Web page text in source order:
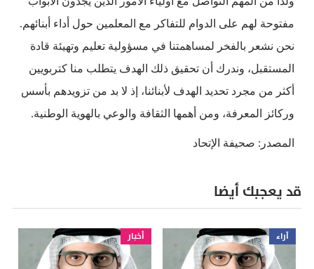
مفتوحة لهم على الدوام للتفاكر مع المعلمين حول أداء أبنائهم.
نحن نشعر بالفخر لمساهمتنا في مسؤولية تعليم وتهيئة قادة
المستقبل، وندرك أن تحقيق ذلك الهدف يتطلب منا كتربويين
أكثر من مجرد تحديد الهدف لأبنائنا، إذ لا بد من تزويدهم بأسس
وركائز المعرفة، ومن أهمها الثقافة والوعي بالهوية الوطنية.
المصدر: صحيفة الإتحاد
قد يعجبك أيضا
آراء أخبار